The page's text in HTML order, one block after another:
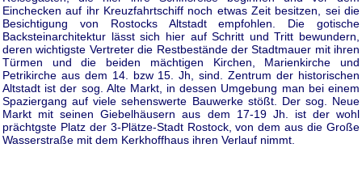
Einchecken auf ihr Kreuzfahrtschiff noch etwas Zeit besitzen, sei die
Besichtigung von Rostocks Altstadt empfohlen. Die gotische
Backsteinarchitektur lässt sich hier auf Schritt und Tritt bewundern,
deren wichtigste Vertreter die Restbestände der Stadtmauer mit ihren
Türmen und die beiden mächtigen Kirchen, Marienkirche und
Petrikirche aus dem 14. bzw 15. Jh, sind. Zentrum der historischen
Altstadt ist der sog. Alte Markt, in dessen Umgebung man bei einem
Spaziergang auf viele sehenswerte Bauwerke stößt. Der sog. Neue
Markt mit seinen Giebelhäusern aus dem 17-19 Jh. ist der wohl
prächtgste Platz der 3-Plätze-Stadt Rostock, von dem aus die Große
Wasserstraße mit dem Kerkhoffhaus ihren Verlauf nimmt.